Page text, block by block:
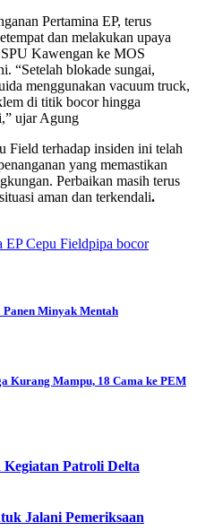
Pertamina EP, terus
dan melakukan upaya
Kawengan ke MOS
“Setelah blokade sungai,
menggunakan vacuum truck,
di titik bocor hingga
ujar Agung
Field terhadap insiden ini telah
yang memastikan
Perbaikan masih terus
aman dan terkendali.
EP Cepu Fieldpipa bocor
Minyak Mentah
Kurang Mampu, 18 Cama ke PEM
Patroli Delta
Jalani Pemeriksaan